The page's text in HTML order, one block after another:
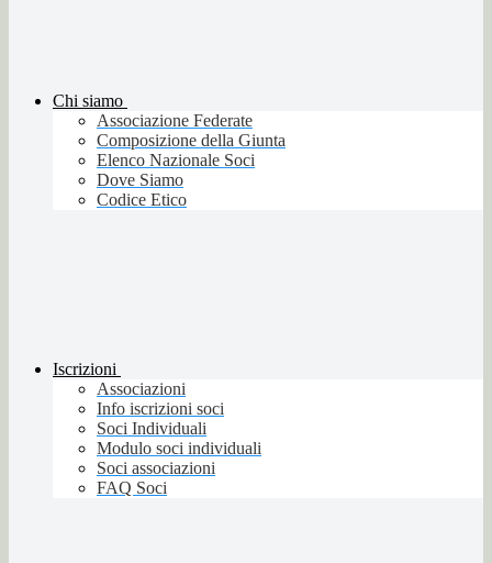
Chi siamo
Associazione Federate
Composizione della Giunta
Elenco Nazionale Soci
Dove Siamo
Codice Etico
Iscrizioni
Associazioni
Info iscrizioni soci
Soci Individuali
Modulo soci individuali
Soci associazioni
FAQ Soci